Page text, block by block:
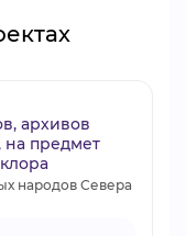
архивов
на предмет
народов Севера